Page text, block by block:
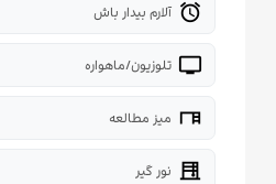
alarm آلارم بیدار باش
tv تلوزیون/ماهواره
desk میز مطالعه
blinds نور گیر